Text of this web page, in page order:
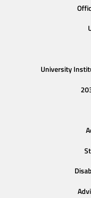
University